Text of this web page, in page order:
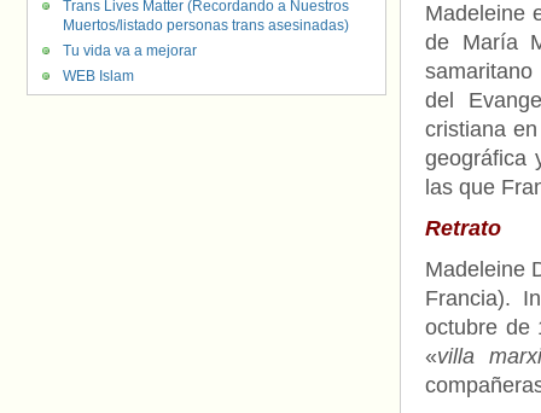
Madeleine
de María
del
cristiana
geográfica
las que
Retrato
Madeleine
Francia).
octubre de
«villa
Trans Lives Matter (Recordando a Nuestros
Muertos/listado personas trans asesinadas)
Tu vida va a mejorar
WEB Islam